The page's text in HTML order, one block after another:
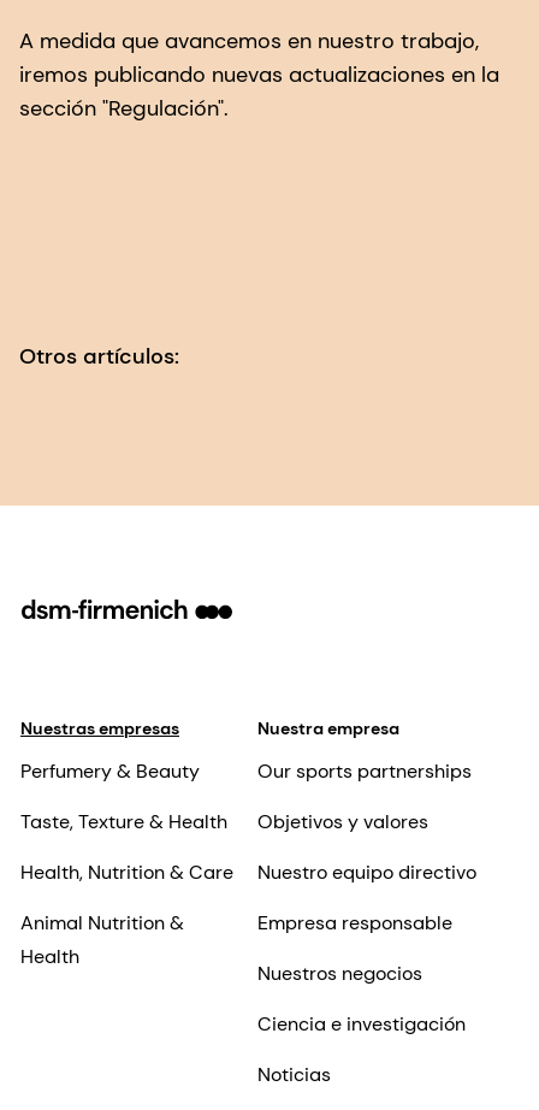
A medida que avancemos en nuestro trabajo,
iremos publicando nuevas actualizaciones en la
sección "Regulación".
Otros artículos:
Nuestras empresas
Perfumery & Beauty
Taste, Texture & Health
Health, Nutrition & Care
Animal Nutrition &
Health
Nuestra empresa
Our sports partnerships
Objetivos y valores
Nuestro equipo directivo
Empresa responsable
Nuestros negocios
Ciencia e investigación
Noticias